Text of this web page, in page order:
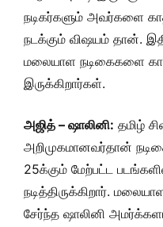
நடிகர்களும் அவர்களை
நடக்கும் விஷயம் தான்.
மலையாள நடிகைகளை
இருக்கிறார்கள்.
அஜித் – ஷாலினி: தமிழ்
அறிமுகமானவர்தான்
25க்கும் மேற்பட்ட
நடித்திருக்கிறார்.
சேர்ந்த ஷாலினி